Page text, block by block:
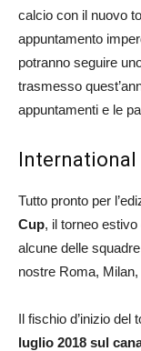
calcio con il nuovo
appuntamento
potranno seguire
trasmesso
appuntamenti e le
International
Tutto pronto per
Cup, il torneo
alcune delle
nostre Roma,
Il fischio d’inizio del
luglio 2018 sul